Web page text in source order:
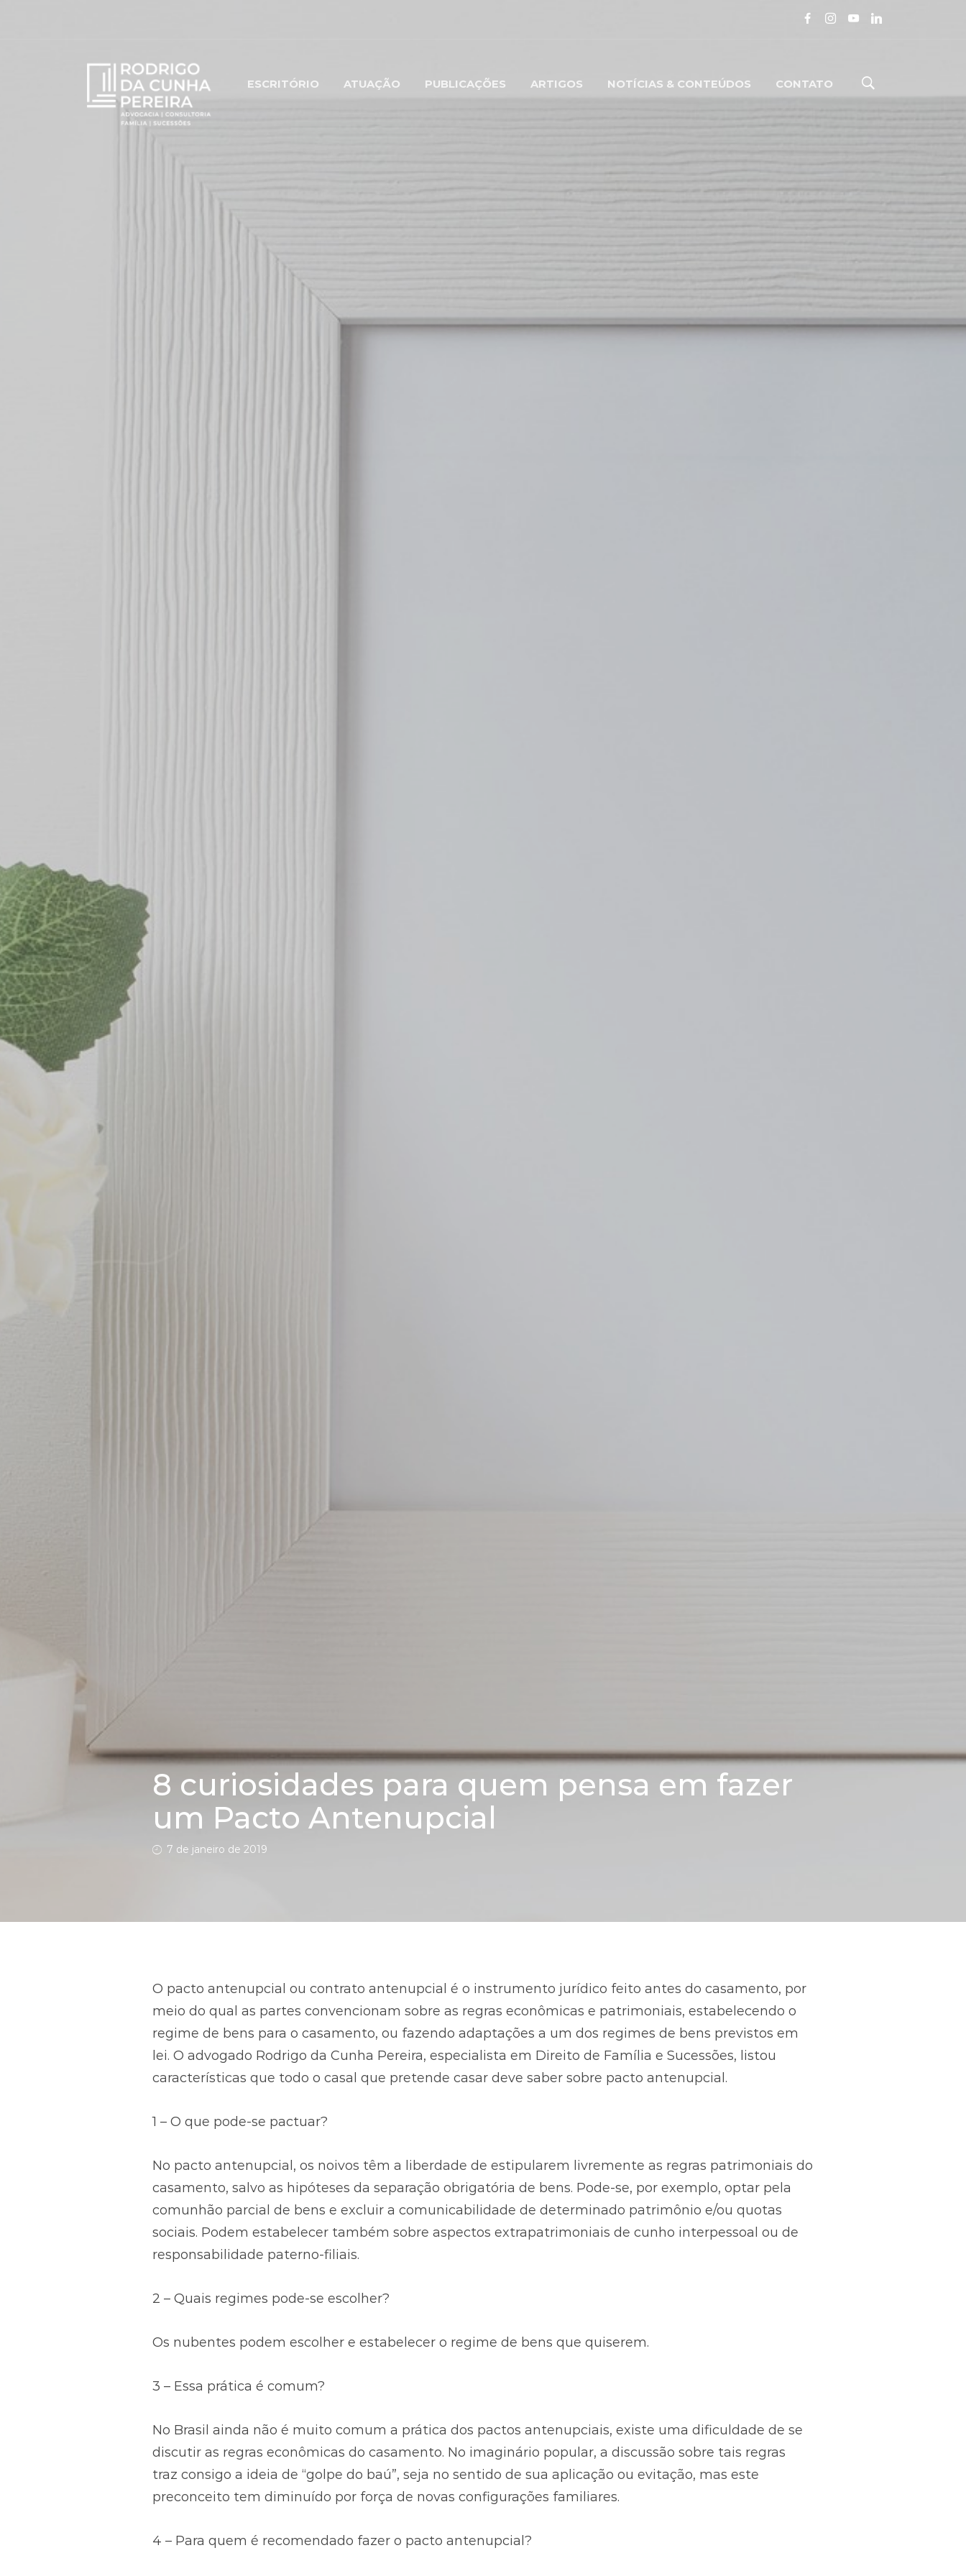
ESCRITÓRIO ATUAÇÃO PUBLICAÇÕES ARTIGOS NOTÍCIAS & CONTEÚDOS CONTATO
8 curiosidades para quem pensa em fazer
um Pacto Antenupcial
7 de janeiro de 2019
O pacto antenupcial ou contrato antenupcial é o instrumento jurídico feito antes do casamento, por
meio do qual as partes convencionam sobre as regras econômicas e patrimoniais, estabelecendo o
regime de bens para o casamento, ou fazendo adaptações a um dos regimes de bens previstos em
lei. O advogado Rodrigo da Cunha Pereira, especialista em Direito de Família e Sucessões, listou
características que todo o casal que pretende casar deve saber sobre pacto antenupcial.
1 – O que pode-se pactuar?
No pacto antenupcial, os noivos têm a liberdade de estipularem livremente as regras patrimoniais do
casamento, salvo as hipóteses da separação obrigatória de bens. Pode-se, por exemplo, optar pela
comunhão parcial de bens e excluir a comunicabilidade de determinado patrimônio e/ou quotas
sociais. Podem estabelecer também sobre aspectos extrapatrimoniais de cunho interpessoal ou de
responsabilidade paterno-filiais.
2 – Quais regimes pode-se escolher?
Os nubentes podem escolher e estabelecer o regime de bens que quiserem.
3 – Essa prática é comum?
No Brasil ainda não é muito comum a prática dos pactos antenupciais, existe uma dificuldade de se
discutir as regras econômicas do casamento. No imaginário popular, a discussão sobre tais regras
traz consigo a ideia de “golpe do baú”, seja no sentido de sua aplicação ou evitação, mas este
preconceito tem diminuído por força de novas configurações familiares.
4 – Para quem é recomendado fazer o pacto antenupcial?